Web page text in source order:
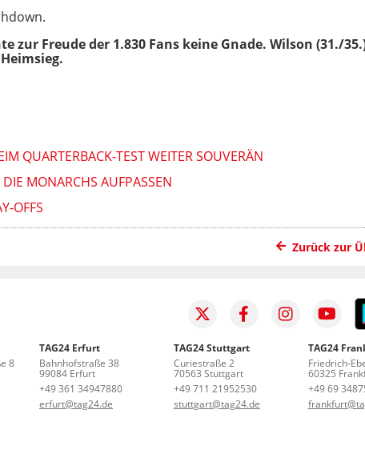
Freude der 1.830 Fans keine Gnade. Wilson (31./
QUARTERBACK-TEST WEITER SOUVERÄN
MONARCHS AUFPASSEN
OFFS
Zurück zur
8
TAG24 Erfurt
Bahnhofstraße 38
99084 Erfurt
+49 361 34947880
erfurt@tag24.de
TAG24 Stuttgart
Curiestraße 2
70563 Stuttgart
+49 711 21952530
stuttgart@tag24.de
TAG24
Friedrich-
60325
+49 69